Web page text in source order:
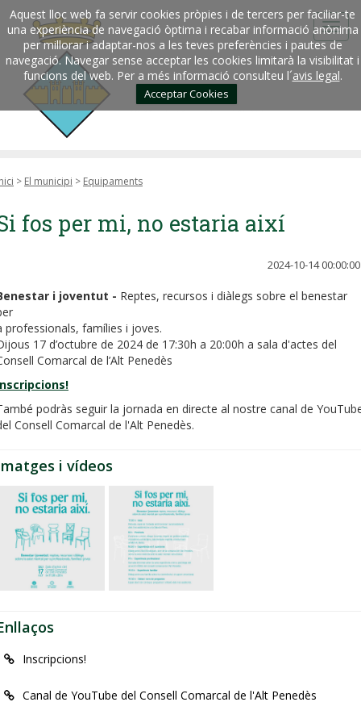
Aquest lloc web fa servir cookies pròpies i de tercers per faciliar-te
una experiència de navegació òptima i recabar informació anònima
per millorar i adaptar-nos a les teves preferències i pautes de
navegació. Navegar sense acceptar les cookies limitarà la visibilitat i
funcions del web. Per a més informació consulteu l´avis legal.
Acceptar Cookies
> El municipi > Equipaments
fos per mi, no estaria així
2024-10-14 00:00:00
i joventut - Reptes, recursos i diàlegs sobre el benestar
professionals, famílies i joves.
17 d’octubre de 2024 de 17:30h a 20:00h a sala d'actes del
Comarcal de l’Alt Penedès
podràs seguir la jornada en directe al nostre canal de
Consell Comarcal de l'Alt Penedès.
i vídeos
Inscripcions!
Canal de YouTube del Consell Comarcal de l'Alt Penedès